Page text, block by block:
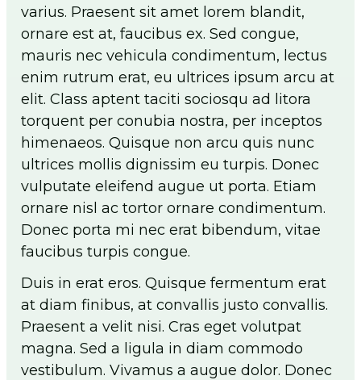
varius. Praesent sit amet lorem blandit,
ornare est at, faucibus ex. Sed congue,
mauris nec vehicula condimentum, lectus
enim rutrum erat, eu ultrices ipsum arcu at
elit. Class aptent taciti sociosqu ad litora
torquent per conubia nostra, per inceptos
himenaeos. Quisque non arcu quis nunc
ultrices mollis dignissim eu turpis. Donec
vulputate eleifend augue ut porta. Etiam
ornare nisl ac tortor ornare condimentum.
Donec porta mi nec erat bibendum, vitae
faucibus turpis congue.
Duis in erat eros. Quisque fermentum erat
at diam finibus, at convallis justo convallis.
Praesent a velit nisi. Cras eget volutpat
magna. Sed a ligula in diam commodo
vestibulum. Vivamus a augue dolor. Donec